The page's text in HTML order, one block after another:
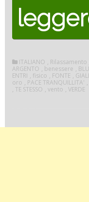
ITALIANO ,
ARGENTO , benessere , BLU
ENTRI , fisico , FONTE ,
oro , PACE TRANQUILLITA' ,
, TE STESSO , vento , VERDE